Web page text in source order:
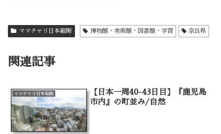
ママチャリ日本縦断 博物館・美術館・図書館・学習 奈良県
関連記事
ママチャリ日本縦断
【日本一周40-43日目】『鹿児島
市内』の町並み/自然